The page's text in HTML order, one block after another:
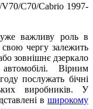
V70/C70/Cabrio 1997-
важливу роль в
чергу залежить
зовнішнє дзеркало
Вірним
послужать бічні
виробників. У
в широкому